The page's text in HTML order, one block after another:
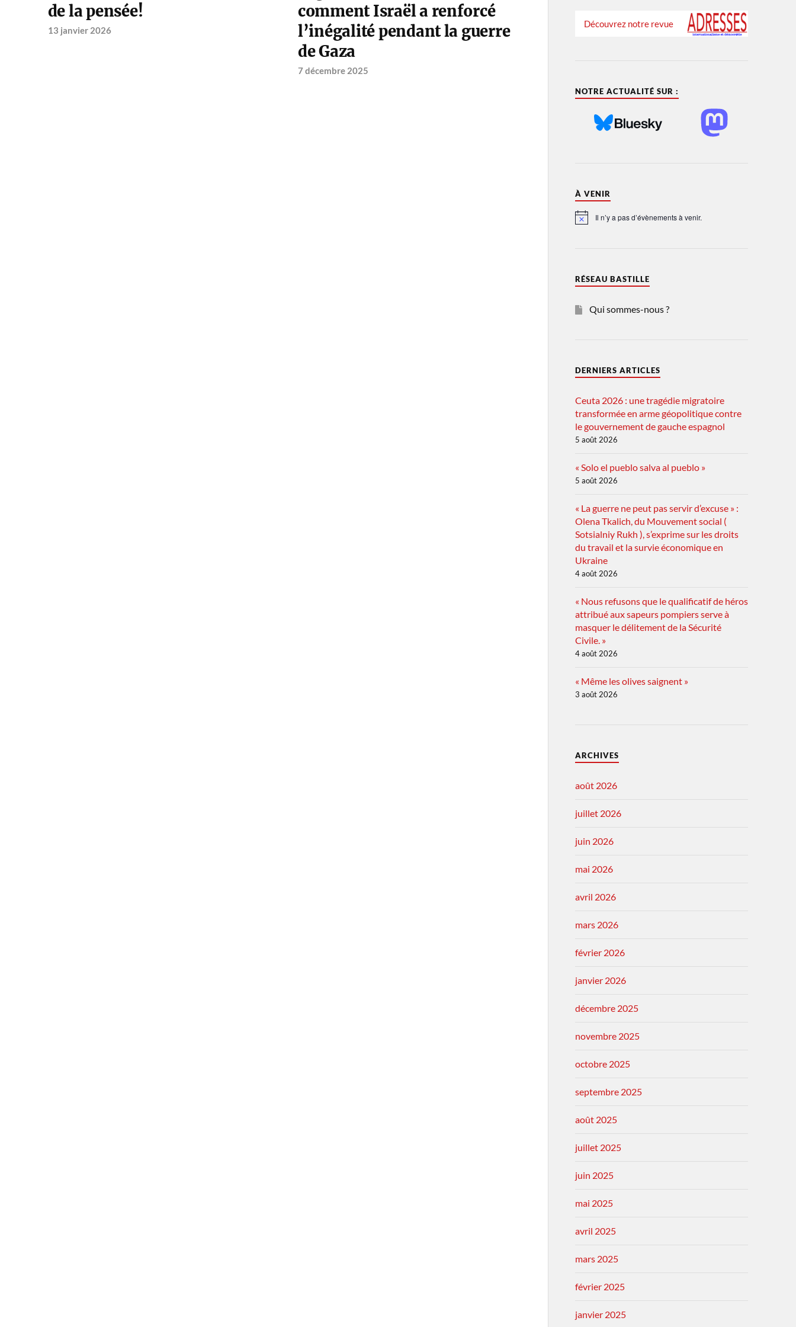
de la pensée!
13 janvier 2026
comment Israël a renforcé
l’inégalité pendant la guerre
de Gaza
7 décembre 2025
Découvrez notre revue
NOTRE ACTUALITÉ SUR :
À VENIR
Notice Il n’y a pas d’évènements à venir.
RÉSEAU BASTILLE
Qui sommes-nous ?
DERNIERS ARTICLES
Ceuta 2026 : une tragédie migratoire
transformée en arme géopolitique contre
le gouvernement de gauche espagnol
5 août 2026
« Solo el pueblo salva al pueblo »
5 août 2026
« La guerre ne peut pas servir d’excuse » :
Olena Tkalich, du Mouvement social (
Sotsialniy Rukh ), s’exprime sur les droits
du travail et la survie économique en
Ukraine
4 août 2026
« Nous refusons que le qualificatif de héros
attribué aux sapeurs pompiers serve à
masquer le délitement de la Sécurité
Civile. »
4 août 2026
« Même les olives saignent »
3 août 2026
ARCHIVES
août 2026
juillet 2026
juin 2026
mai 2026
avril 2026
mars 2026
février 2026
janvier 2026
décembre 2025
novembre 2025
octobre 2025
septembre 2025
août 2025
juillet 2025
juin 2025
mai 2025
avril 2025
mars 2025
février 2025
janvier 2025